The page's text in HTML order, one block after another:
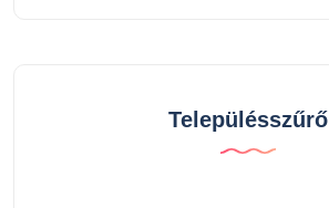
Településszűrő